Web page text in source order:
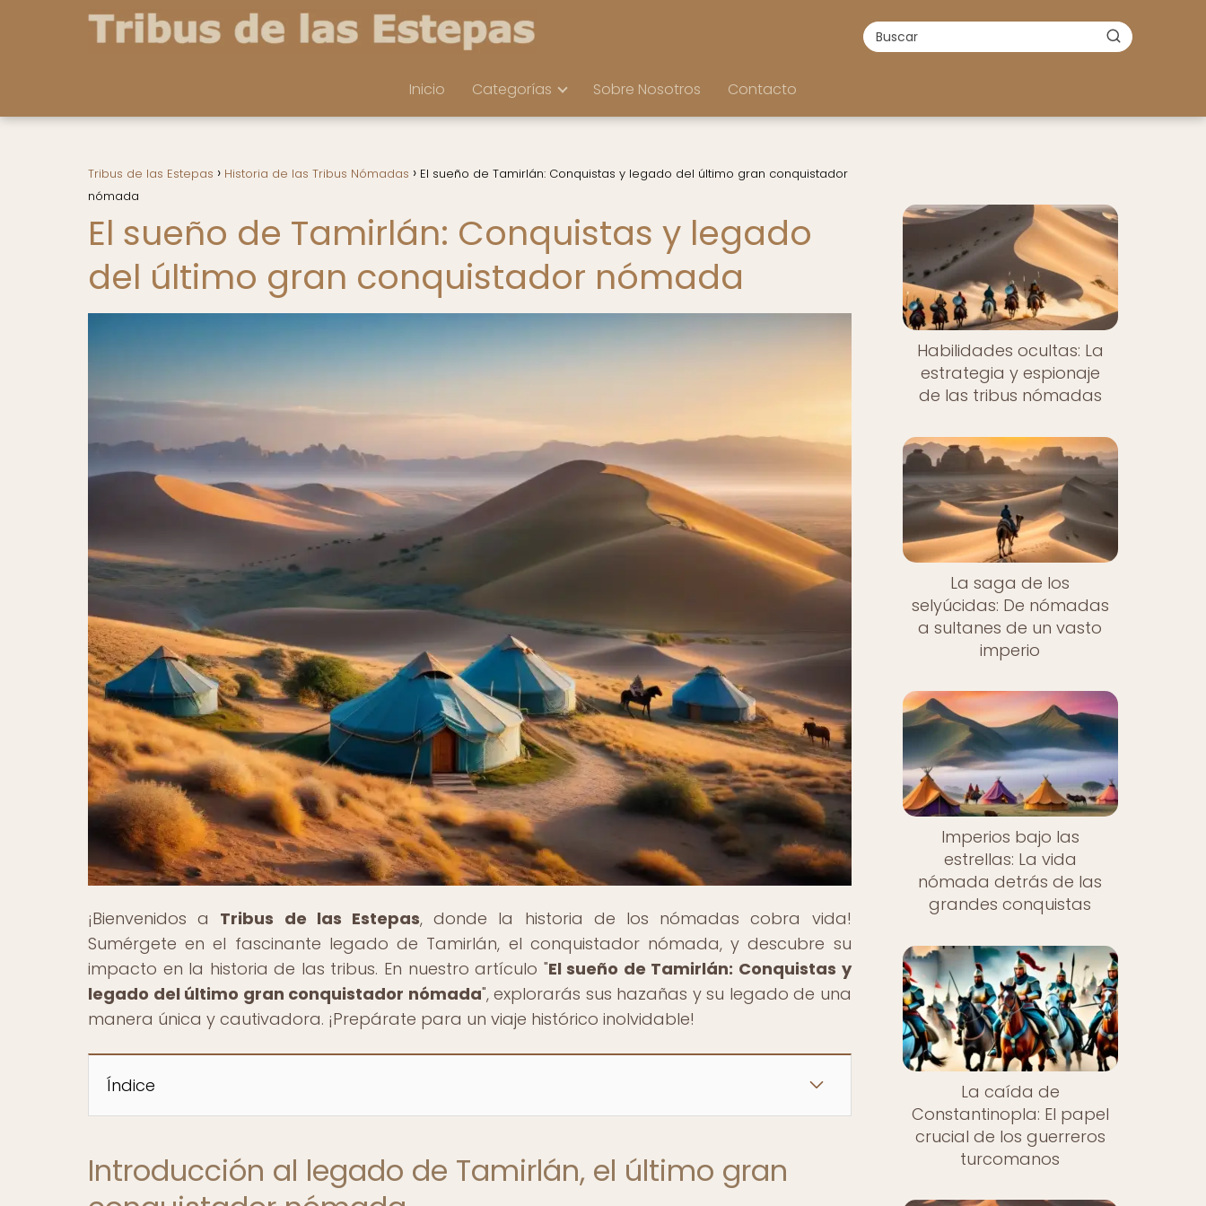
Inicio Categorías Sobre Nosotros Contacto
Tribus de las Estepas Historia de las Tribus Nómadas
El sueño de Tamirlán: Conquistas y legado del último gran conquistador
nómada
El sueño de Tamirlán: Conquistas y legado
del último gran conquistador nómada
¡Bienvenidos a Tribus de las Estepas, donde la historia de los nómadas cobra vida!
Sumérgete en el fascinante legado de Tamirlán, el conquistador nómada, y descubre su
impacto en la historia de las tribus. En nuestro artículo "El sueño de Tamirlán: Conquistas y
legado del último gran conquistador nómada", explorarás sus hazañas y su legado de una
manera única y cautivadora. ¡Prepárate para un viaje histórico inolvidable!
Índice
Introducción al legado de Tamirlán, el último gran
Habilidades ocultas: La
estrategia y espionaje
de las tribus nómadas
La saga de los
selyúcidas: De nómadas
a sultanes de un vasto
imperio
Imperios bajo las
estrellas: La vida
nómada detrás de las
grandes conquistas
La caída de
Constantinopla: El papel
crucial de los guerreros
turcomanos